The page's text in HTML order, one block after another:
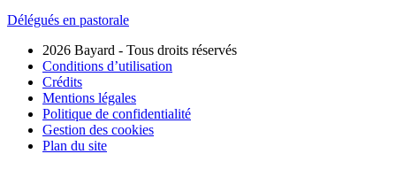
Délégués en pastorale
2026 Bayard - Tous droits réservés
Conditions d’utilisation
Crédits
Mentions légales
Politique de confidentialité
Gestion des cookies
Plan du site